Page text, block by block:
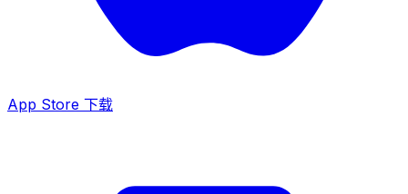
App Store 下载